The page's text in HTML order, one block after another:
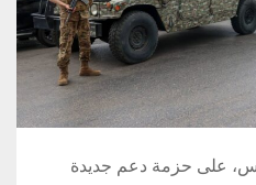
على حزمة دعم جديدة